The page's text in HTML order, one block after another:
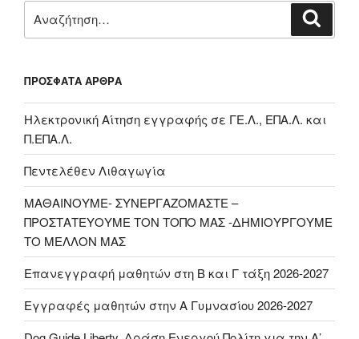
για:
ΠΡΌΣΦΑΤΑ ΆΡΘΡΑ
Ηλεκτρονική Αίτηση εγγραφής σε ΓΕ.Λ., ΕΠΑ.Λ. και
Π.ΕΠΑ.Λ.
Πεντελέθεν Λιθαγωγία
ΜΑΘΑΙΝΟΥΜΕ- ΣΥΝΕΡΓΑΖΟΜΑΣΤΕ –
ΠΡΟΣΤΑΤΕΥΟΥΜΕ ΤΟΝ ΤΟΠΟ ΜΑΣ -ΔΗΜΙΟΥΡΓΟΥΜΕ
ΤΟ ΜΕΛΛΟΝ ΜΑΣ
Επανεγγραφή μαθητών στη Β και Γ τάξη 2026-2027
Εγγραφές μαθητών στην Α Γυμνασίου 2026-2027